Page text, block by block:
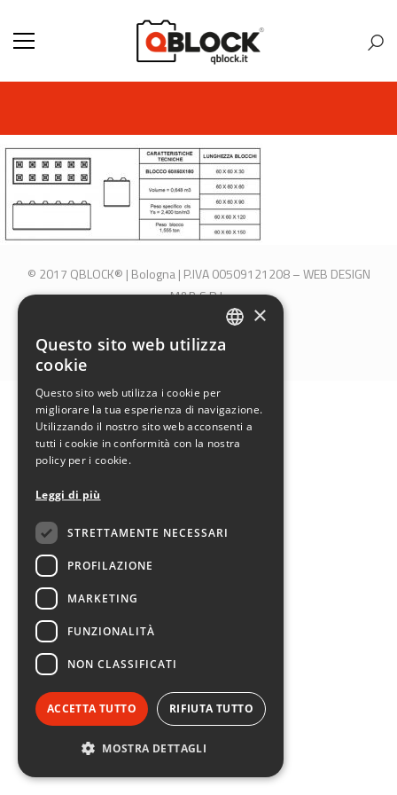
© 2017 QBLOCK® | Bologna | P.IVA 00509121208 –WEB DESIGN
M&B S.R.L.
SEGUICI SU:
×
Questo sito web utilizza
cookie
Questo sito web utilizza i cookie per
migliorare la tua esperienza di navigazione.
Utilizzando il nostro sito web acconsenti a
tutti i cookie in conformità con la nostra
policy per i cookie.
Leggi di più
STRETTAMENTE NECESSARI
PROFILAZIONE
MARKETING
FUNZIONALITÀ
NON CLASSIFICATI
ACCETTA TUTTO RIFIUTA TUTTO
MOSTRA DETTAGLI